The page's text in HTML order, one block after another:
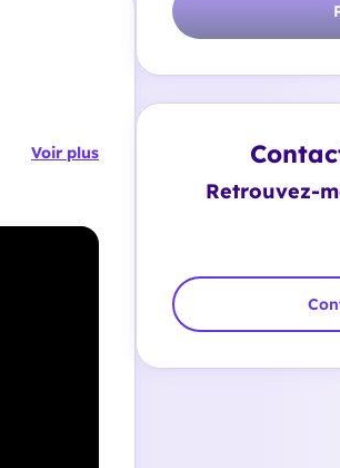
Voir plus
Retrouvez-